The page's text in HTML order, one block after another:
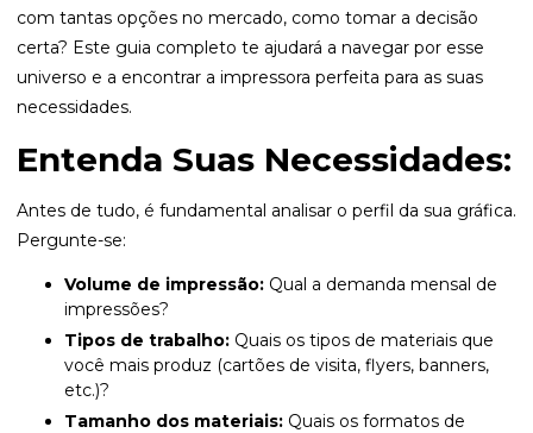
com tantas opções no mercado, como tomar a decisão
certa? Este guia completo te ajudará a navegar por esse
universo e a encontrar a impressora perfeita para as suas
necessidades.
Entenda Suas Necessidades:
Antes de tudo, é fundamental analisar o perfil da sua gráfica.
Pergunte-se:
Volume de impressão: Qual a demanda mensal de
impressões?
Tipos de trabalho: Quais os tipos de materiais que
você mais produz (cartões de visita, flyers, banners,
etc.)?
Tamanho dos materiais: Quais os formatos de